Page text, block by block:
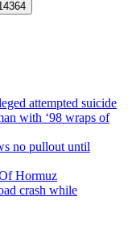
attempted suicide
with ‘98 wraps of
no pullout until
Hormuz
crash while